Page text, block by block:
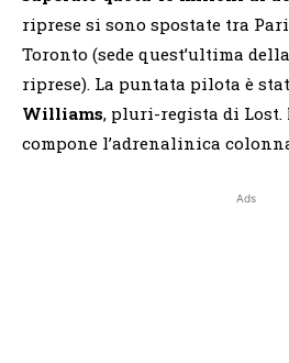
riprese si sono spostate tra
Toronto (sede quest’ultima
riprese). La puntata pilota è
Williams, pluri-regista di
compone l’adrenalinica
Ads